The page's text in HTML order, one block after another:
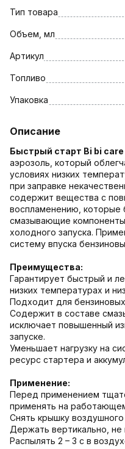
Тип товара
Объем, мл
Артикул
Топливо
Упаковка
Описание
Быстрый старт Bi bi care
аэрозоль, который
условиях низких
при заправке
содержит вещества с
воспламенению, которые
смазывающие
холодного запуска.
систему впуска
Преимущества:
Гарантирует быстрый и
низких температурах и
Подходит для
Содержит в составе
исключает повышенный
запуске.
Уменьшает нагрузку на
ресурс стартера и
Применение:
Перед применением
применять на
Снять крышку воздушного
Держать вертикально, не
Распылять 2 – 3 с в